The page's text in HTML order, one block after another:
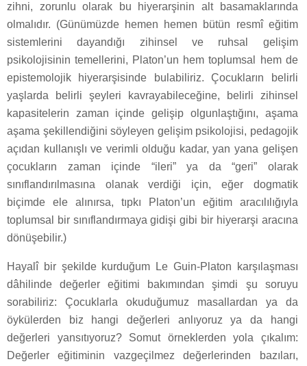
zihni, zorunlu olarak bu hiyerarşinin alt basamaklarında
olmalıdır. (Günümüzde hemen hemen bütün resmî eğitim
sistemlerini dayandığı zihinsel ve ruhsal gelişim
psikolojisinin temellerini, Platon’un hem toplumsal hem de
epistemolojik hiyerarşisinde bulabiliriz. Çocukların belirli
yaşlarda belirli şeyleri kavrayabileceğine, belirli zihinsel
kapasitelerin zaman içinde gelişip olgunlaştığını, aşama
aşama şekillendiğini söyleyen gelişim psikolojisi, pedagojik
açıdan kullanışlı ve verimli olduğu kadar, yan yana gelişen
çocukların zaman içinde “ileri” ya da “geri” olarak
sınıflandırılmasına olanak verdiği için, eğer dogmatik
biçimde ele alınırsa, tıpkı Platon’un eğitim aracılılığıyla
toplumsal bir sınıflandırmaya gidişi gibi bir hiyerarşi aracına
dönüşebilir.)
Hayalî bir şekilde kurduğum Le Guin-Platon karşılaşması
dâhilinde değerler eğitimi bakımından şimdi şu soruyu
sorabiliriz: Çocuklarla okuduğumuz masallardan ya da
öykülerden biz hangi değerleri anlıyoruz ya da hangi
değerleri yansıtıyoruz? Somut örneklerden yola çıkalım:
Değerler eğitiminin vazgeçilmez değerlerinden bazıları,